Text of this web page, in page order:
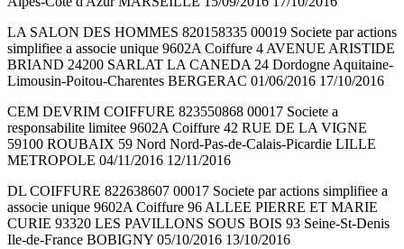
LA SALON DES HOMMES 820158335 00019 Societe par actions
simplifiee a associe unique 9602A Coiffure 4 AVENUE ARISTIDE
BRIAND 24200 SARLAT LA CANEDA 24 Dordogne Aquitaine-
Limousin-Poitou-Charentes BERGERAC 01/06/2016 17/10/2016
CEM DEVRIM COIFFURE 823550868 00017 Societe a
responsabilite limitee 9602A Coiffure 42 RUE DE LA VIGNE
59100 ROUBAIX 59 Nord Nord-Pas-de-Calais-Picardie LILLE
METROPOLE 04/11/2016 12/11/2016
DL COIFFURE 822638607 00017 Societe par actions simplifiee a
associe unique 9602A Coiffure 96 ALLEE PIERRE ET MARIE
CURIE 93320 LES PAVILLONS SOUS BOIS 93 Seine-St-Denis
Ile-de-France BOBIGNY 05/10/2016 13/10/2016